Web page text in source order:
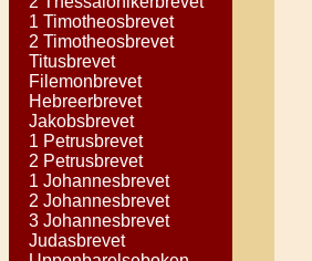
1 Timotheosbrevet
2 Timotheosbrevet
Titusbrevet
Filemonbrevet
Hebreerbrevet
Jakobsbrevet
1 Petrusbrevet
2 Petrusbrevet
1 Johannesbrevet
2 Johannesbrevet
3 Johannesbrevet
Judasbrevet